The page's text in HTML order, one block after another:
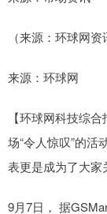
（来源：环球网资
来源：环球网
【环球网科技综
场“令人惊叹”的活
表更是成为了大家
9月7日， 据